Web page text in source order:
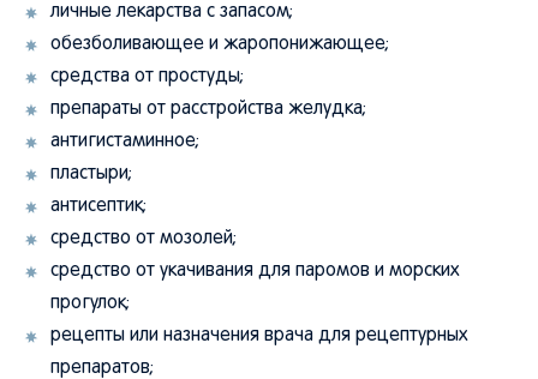
личные лекарства с запасом;
обезболивающее и жаропонижающее;
средства от простуды;
препараты от расстройства желудка;
антигистаминное;
пластыри;
антисептик;
средство от мозолей;
средство от укачивания для паромов и морских
прогулок;
рецепты или назначения врача для рецептурных
препаратов;